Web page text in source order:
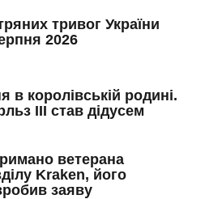
тривог України
2026
в королівській родині.
III став дідусем
ветерана
Kraken, його
заяву